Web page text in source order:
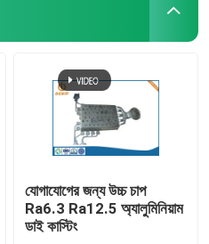
যোগাযোগের জন্য উচ্চ চাপ
Ra6.3 Ra12.5 অ্যালুমিনিয়াম
ডাই কাস্টিং